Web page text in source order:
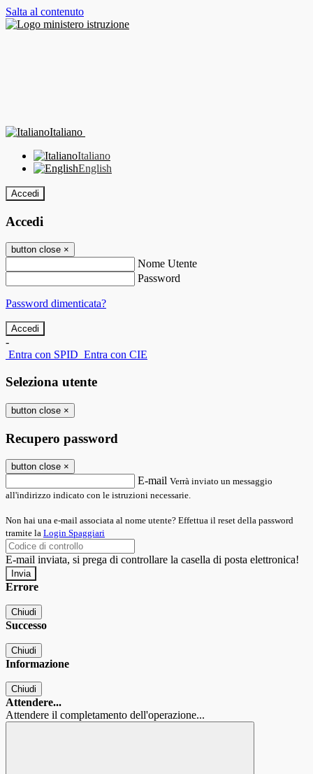
Salta al contenuto
Italiano
Italiano
English
Accedi
Accedi
button close ×
Nome Utente
Password
Password dimenticata?
-
Entra con SPID Entra con CIE
Seleziona utente
button close ×
Recupero password
button close ×
E-mail Verrà inviato un messaggio
all'indirizzo indicato con le istruzioni necessarie.
Non hai una e-mail associata al nome utente? Effettua il reset della password
tramite la Login Spaggiari
E-mail inviata, si prega di controllare la casella di posta elettronica!
Errore
Chiudi
Successo
Chiudi
Informazione
Chiudi
Attendere...
Attendere il completamento dell'operazione...